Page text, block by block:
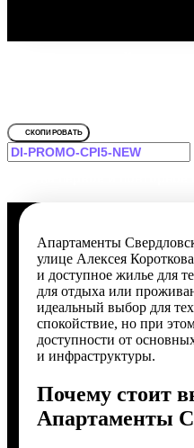
СКОПИРОВАТЬ
Апартаменты
улице Алексея
и доступное жилье для
для отдыха или
идеальный выбор для
спокойствие, но при
доступности от
и инфраструктуры.
Почему стоит
Апартаменты